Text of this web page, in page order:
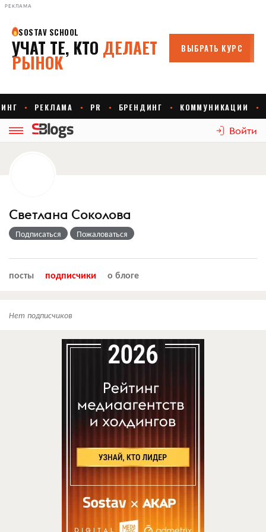
РЕКЛАМА
Войти
Светлана Соколова
Подписаться Пожаловаться
посты подписчики о блоге
Нет подписчиков